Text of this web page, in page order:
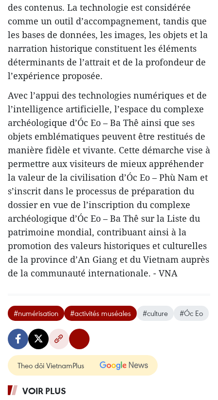
des contenus. La technologie est considérée
comme un outil d’accompagnement, tandis que
les bases de données, les images, les objets et la
narration historique constituent les éléments
déterminants de l’attrait et de la profondeur de
l’expérience proposée.
Avec l’appui des technologies numériques et de
l’intelligence artificielle, l’espace du complexe
archéologique d’Óc Eo – Ba Thê ainsi que ses
objets emblématiques peuvent être restitués de
manière fidèle et vivante. Cette démarche vise à
permettre aux visiteurs de mieux appréhender
la valeur de la civilisation d’Óc Eo – Phù Nam et
s’inscrit dans le processus de préparation du
dossier en vue de l’inscription du complexe
archéologique d’Óc Eo – Ba Thê sur la Liste du
patrimoine mondial, contribuant ainsi à la
promotion des valeurs historiques et culturelles
de la province d’An Giang et du Vietnam auprès
de la communauté internationale. - VNA
#numérisation #activités muséales #culture #Óc Eo
Theo dõi VietnamPlus
VOIR PLUS